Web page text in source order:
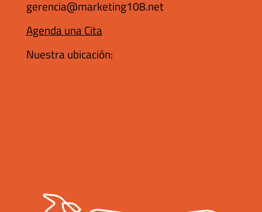
gerencia@marketing108.net
Agenda una Cita
Nuestra ubicación: